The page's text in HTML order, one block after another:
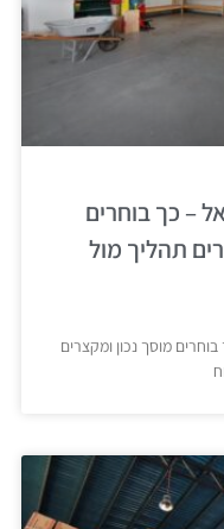
– כך בוחרים
תהליך מול
מוסך נכון ומקצרים